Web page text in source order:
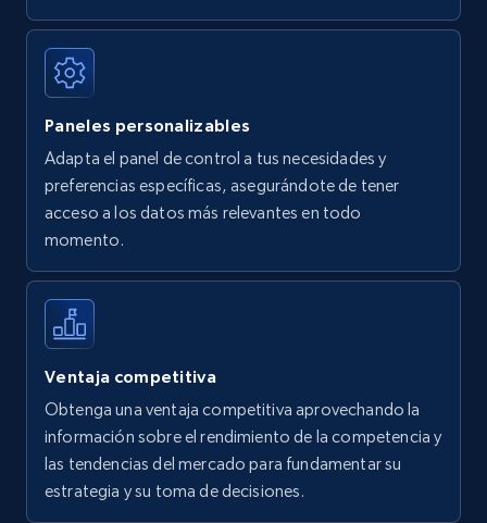
URL, Product name, Product rating, Product
Author name, Asin, and more.
7.4K+ 870+
Walmart - products
Specifications, Image urls, Top reviews, and
more.
5.6K+ 875+
Walmart - products - Find new products by
using specific category URL
Paneles personalizables
Adapta el panel de control a tus necesidades y
preferencias específicas, asegurándote de tener
acceso a los datos más relevantes en todo
momento.
Ventaja competitiva
Obtenga una ventaja competitiva aprovechando la
información sobre el rendimiento de la competencia y
las tendencias del mercado para fundamentar su
estrategia y su toma de decisiones.